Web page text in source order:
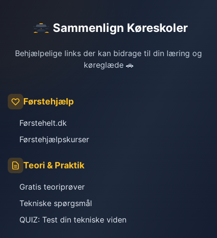
Sammenlign Køreskoler
Behjælpelige links der kan bidrage til din læring og
køreglæde 🚗
Førstehjælp
Førstehelt.dk
Førstehjælpskurser
Teori & Praktik
Gratis teoriprøver
Tekniske spørgsmål
QUIZ: Test din tekniske viden